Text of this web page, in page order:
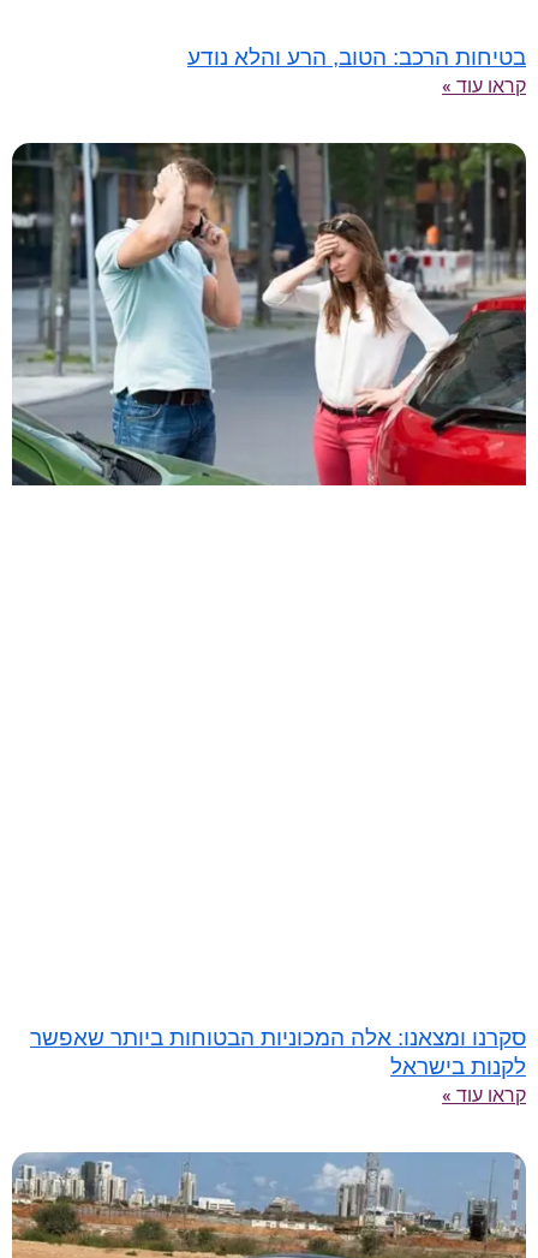
בטיחות הרכב: הטוב, הרע והלא נודע
קראו עוד »
סקרנו ומצאנו: אלה המכוניות הבטוחות ביותר שאפשר
לקנות בישראל
קראו עוד »